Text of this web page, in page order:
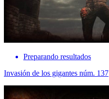
Preparando resultados
Invasión de los gigantes núm. 137